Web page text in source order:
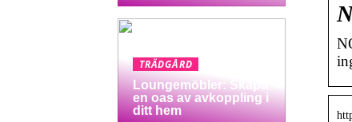
TRÄDGÅRD
Loungemöbler: Skapa
en oas av avkoppling i
ditt hem